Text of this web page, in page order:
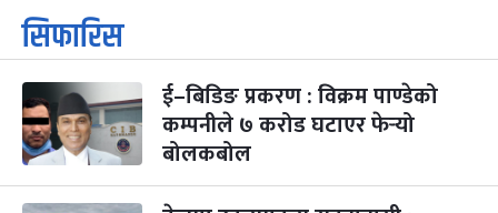
१
आइत
कार्तिक सङ्क्रान्ति
कार्तिक १, २०८३
३
मंगल
महानवमी
कार्तिक ३, २०८३-Oct 20, 2026
२ महिना बाँकी
४
सिफारिस
ई–बिडिङ प्रकरण : विक्रम पाण्डेको
कम्पनीले ७ करोड घटाएर फेर्‍यो
बोलकबोल